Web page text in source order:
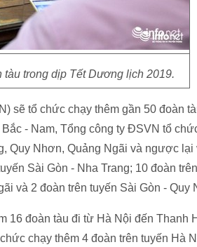
trong dịp Tết Dương lịch 2019.
sẽ tổ chức chạy thêm gần 50 đoàn
- Nam, Tổng công ty ĐSVN tổ
Quy Nhơn, Quảng Ngãi và ngược
Sài Gòn - Nha Trang; 10 đoàn
và 2 đoàn trên tuyến Sài Gòn - Quy
16 đoàn tàu đi từ Hà Nội đến Thanh
chạy thêm 4 đoàn trên tuyến Hà